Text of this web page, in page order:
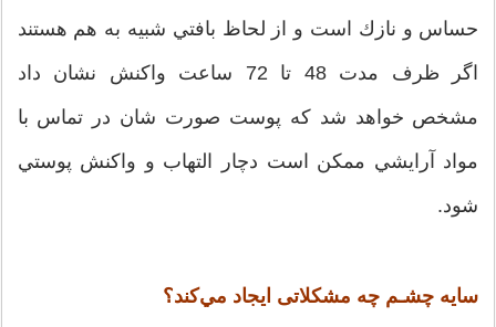
حساس و نازك است و از لحاظ بافتي شبيه به هم هستند
اگر ظرف مدت 48 تا 72 ساعت واكنش نشان داد
مشخص خواهد شد كه پوست صورت شان در تماس با
مواد آرايشي ممكن است دچار التهاب و واكنش پوستي
شود.
سايه چشـم چه مشکلاتی ايجاد مي‌كند؟